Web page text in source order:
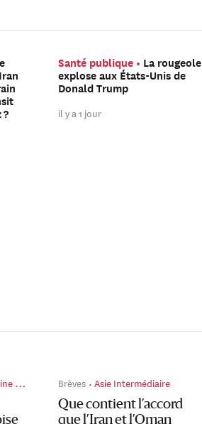
Santé publique
La rougeole
explose aux États-Unis de
Donald Trump
il y a 1 jour
Brèves Asie Intermédiaire
Que contient l’accord
que l’Iran et l’Oman